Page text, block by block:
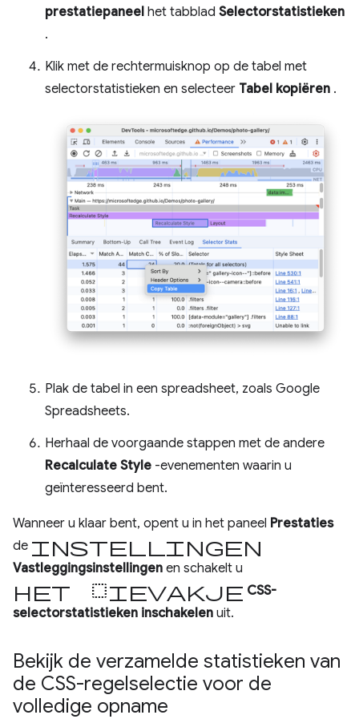
prestatiepaneel het tabblad Selectorstatistieken
.
Klik met de rechtermuisknop op de tabel met
selectorstatistieken en selecteer Tabel kopiëren .
Plak de tabel in een spreadsheet, zoals Google
Spreadsheets.
Herhaal de voorgaande stappen met de andere
Recalculate Style -evenementen waarin u
geïnteresseerd bent.
Wanneer u klaar bent, opent u in het paneel Prestaties
de instellingen
Vastleggingsinstellingen en schakelt u
het selectievakje CSS-
selectorstatistieken inschakelen uit.
Bekijk de verzamelde statistieken van
de CSS-regelselectie voor de
volledige opname